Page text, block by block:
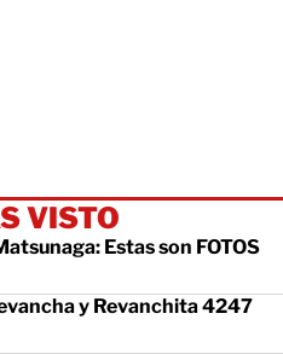
VISTO
Estas son FOTOS
y Revanchita 4247